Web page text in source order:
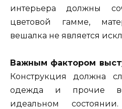
интерьера должны
цветовой гамме,
вешалка не является
Важным фактором
Конструкция должна
одежда и прочие
идеальном